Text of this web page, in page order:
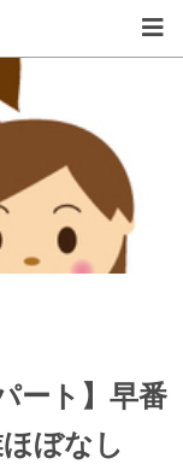
ート】早番
ぼなし